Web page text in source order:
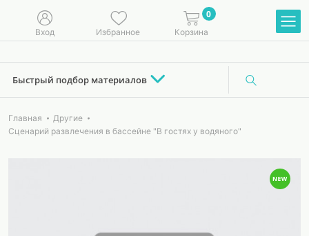
Вход Избранное
0
Корзина
Быстрый подбор материалов
Главная
Другие
Сценарий развлечения в бассейне "В гостях у водяного"